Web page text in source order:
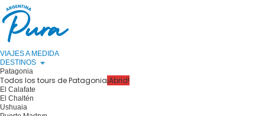
VIAJES A MEDIDA
DESTINOS
Patagonia
Todos los tours de Patagonia¡Abrid!
El Calafate
El Chaltén
Ushuaia